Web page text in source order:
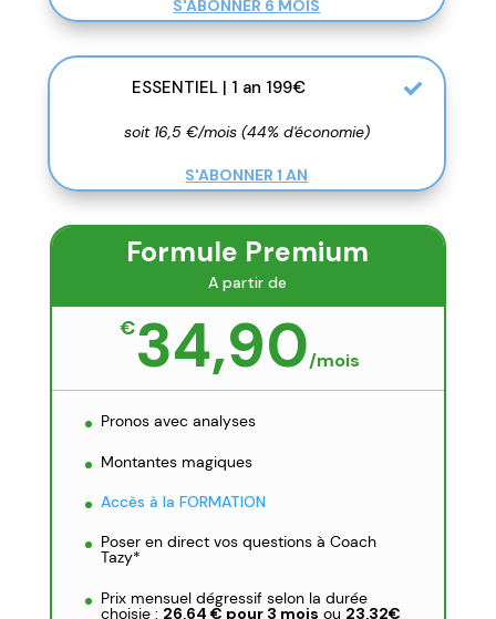
S'ABONNER 6 MOIS
ESSENTIEL | 1 an 199€
soit 16,5 €/mois (44% d'économie)
S'ABONNER 1 AN
Formule Premium
A partir de
€34,90/mois
Pronos avec analyses
Montantes magiques
Accès à la FORMATION
Poser en direct vos questions à Coach
Tazy*
Prix mensuel dégressif selon la durée
choisie : 26,64 € pour 3 mois ou 23,32€